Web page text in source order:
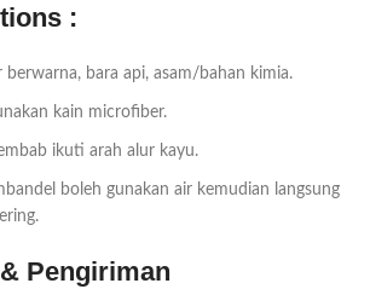
:
berwarna, bara api, asam/bahan kimia.
kain microfiber.
ikuti arah alur kayu.
boleh gunakan air kemudian langsung
Pengiriman